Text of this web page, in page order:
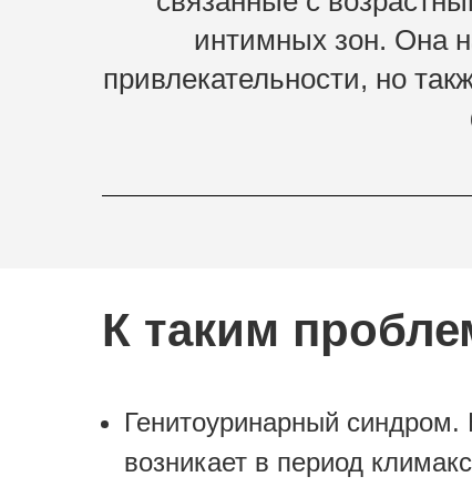
интимных зон. Она
привлекательности, но
К таким
Генитоуринарный синдром.
возникает в период